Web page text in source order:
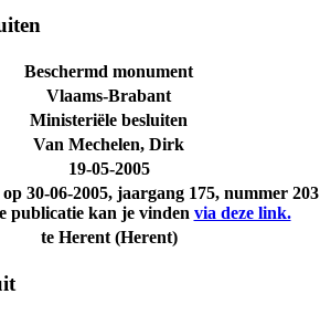
Beschermd monument
Vlaams-Brabant
Ministeriële besluiten
Van Mechelen, Dirk
19-05-2005
op 30-06-2005, jaargang 175, nummer 203
publicatie kan je vinden via deze link.
te Herent (Herent)